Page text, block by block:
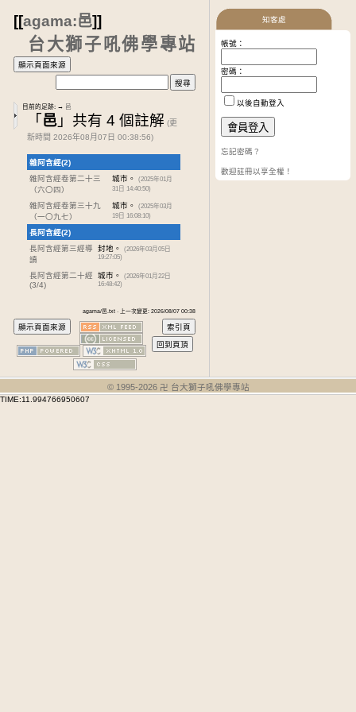
[[agama:邑]]
台大獅子吼佛學專站
目前的足跡: → 邑
「邑」共有 4 個註解 (更
新時間 2026年08月07日 00:38:56)
雜阿含經(2)
雜阿含經卷第二十三
（六〇四）
城市。
(2025年01月
31日 14:40:50)
雜阿含經卷第三十九
（一〇九七）
城市。
(2025年03月
19日 16:08:10)
長阿含經(2)
長阿含經第三經導
讀
封地。
(2026年03月05日
19:27:05)
長阿含經第二十經
(3/4)
城市。
(2026年01月22日
16:48:42)
agama/邑.txt · 上一次變更: 2026/08/07 00:38
知客處
帳號：
密碼：
以後自動登入
忘記密碼？
歡迎註冊以享全權！
© 1995-2026 卍 台大獅子吼佛學專站
TIME:11.994766950607